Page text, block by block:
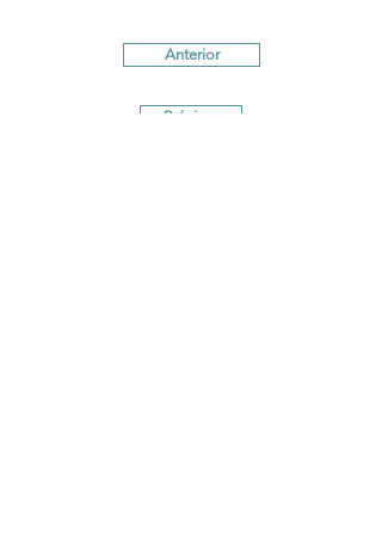
Anterior
Próximo